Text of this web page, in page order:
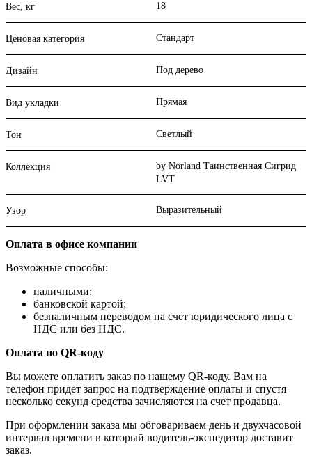
Вес, кг 18
Ценовая категория Стандарт
Дизайн Под дерево
Вид укладки Прямая
Тон Светлый
Коллекция
by Norland Таинственная Сигрид
LVT
Узор Выразительный
Оплата в офисе компании
Возможные способы:
наличными;
банковской картой;
безналичным переводом на счет юридического лица с
НДС или без НДС.
Оплата по QR-коду
Вы можете оплатить заказ по нашему QR-коду. Вам на
телефон придет запрос на подтверждение оплаты и спустя
несколько секунд средства зачисляются на счет продавца.
При оформлении заказа мы обговариваем день и двухчасовой
интервал времени в который водитель-экспедитор доставит
заказ.